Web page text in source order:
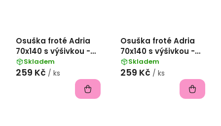
Osuška froté Adria
70x140 s výšivkou -
Žlutá s pivem
Skladem
259 Kč / ks
Osuška froté Adria
70x140 s výšivkou -
Růžová s levandulí
Skladem
259 Kč / ks